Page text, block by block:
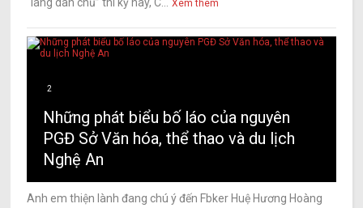
Xem thêm
2
Những phát biểu bố láo của nguyên
PGĐ Sở Văn hóa, thể thao và du lịch
Nghệ An
Anh em thiện lành đang chú ý đến Fbker Huệ Hương Hoàng